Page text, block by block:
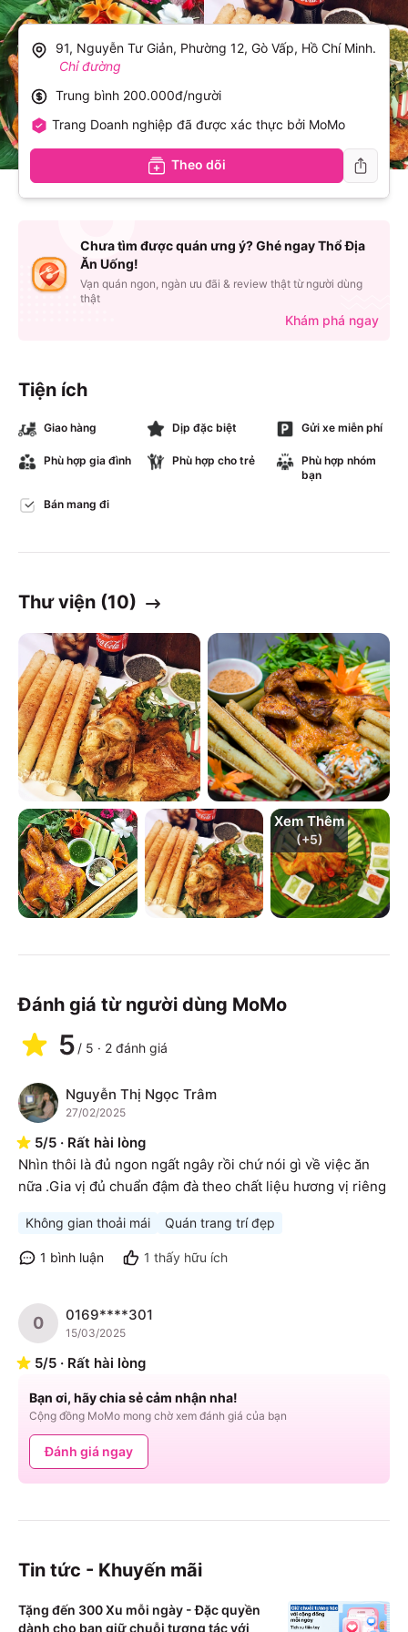
Tiện ích
Giao hàng Dịp đặc biệt Gửi xe miễn phí
Phù hợp gia đình Phù hợp cho trẻ
Phù hợp nhóm
bạn
Bán mang đi
Thư viện (10)
Xem Thêm
(+5)
Đánh giá từ người dùng MoMo
5 / 5 · 2 đánh giá
N Nguyễn Thị Ngọc Trâm
27/02/2025
5/5 · Rất hài lòng
Nhìn thôi là đủ ngon ngất ngây rồi chứ nói gì về việc ăn
nữa .Gia vị đủ chuẩn đậm đà theo chất liệu hương vị riêng
Không gian thoải mái Quán trang trí đẹp
1 bình luận 1 thấy hữu ích
0 0169****301
15/03/2025
5/5 · Rất hài lòng
Bạn ơi, hãy chia sẻ cảm nhận nha!
Cộng đồng MoMo mong chờ xem đánh giá của bạn
Đánh giá ngay
Tin tức - Khuyến mãi
Tặng đến 300 Xu mỗi ngày - Đặc quyền
dành cho bạn giữ chuỗi tương tác với
91, Nguyễn Tư Giản, Phường 12, Gò Vấp, Hồ Chí Minh.
Chỉ đường
Trung bình 200.000đ/người
Trang Doanh nghiệp đã được xác thực bởi MoMo
Theo dõi
Chưa tìm được quán ưng ý? Ghé ngay Thổ Địa
Ăn Uống!
Vạn quán ngon, ngàn ưu đãi & review thật từ người dùng
thật
Khám phá ngay